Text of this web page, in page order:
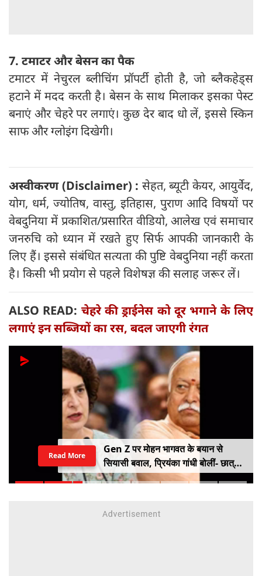
7. टमाटर और बेसन का पैक
टमाटर में नेचुरल ब्लीचिंग प्रॉपर्टी होती है, जो ब्लैकहेड्स
हटाने में मदद करती है। बेसन के साथ मिलाकर इसका पेस्ट
बनाएं और चेहरे पर लगाएं। कुछ देर बाद धो लें, इससे स्किन
साफ और ग्लोइंग दिखेगी।
अस्वीकरण (Disclaimer) : सेहत, ब्यूटी केयर, आयुर्वेद,
योग, धर्म, ज्योतिष, वास्तु, इतिहास, पुराण आदि विषयों पर
वेबदुनिया में प्रकाशित/प्रसारित वीडियो, आलेख एवं समाचार
जनरुचि को ध्यान में रखते हुए सिर्फ आपकी जानकारी के
लिए हैं। इससे संबंधित सत्यता की पुष्टि वेबदुनिया नहीं करता
है। किसी भी प्रयोग से पहले विशेषज्ञ की सलाह जरूर लें।
ALSO READ: चेहरे की ड्राईनेस को दूर भगाने के लिए
लगाएं इन सब्जियों का रस, बदल जाएगी रंगत
Gen Z पर मोहन भागवत के बयान से
सियासी बवाल, प्रियंका गांधी बोलीं- छात्रों
को किसी सर्टिफिकेट की जरूरत नहीं
Read More